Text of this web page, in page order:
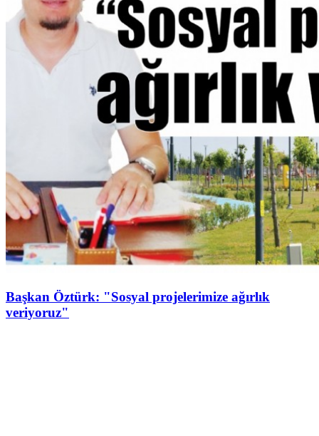
Başkan Öztürk: "Sosyal projelerimize ağırlık
veriyoruz"